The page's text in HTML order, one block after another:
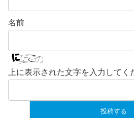
名前
上に表示された文字を入力してく